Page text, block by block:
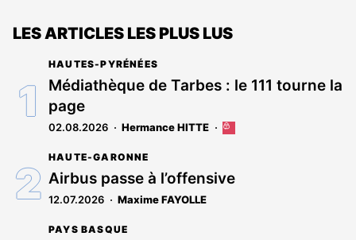
LES ARTICLES LES PLUS LUS
HAUTES-PYRÉNÉES
Médiathèque de Tarbes : le 111 tourne la
page
02.08.2026 Hermance HITTE
Cet
réservé
aux
HAUTE-GARONNE
Airbus passe à l’offensive
12.07.2026 Maxime FAYOLLE
PAYS BASQUE